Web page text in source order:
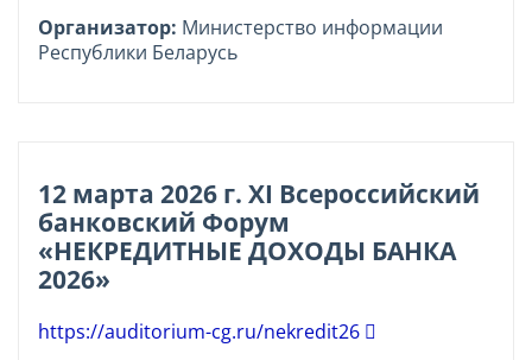
Организатор: Министерство информации
Республики Беларусь
12 марта 2026 г. XI Всероссийский
банковский Форум
«НЕКРЕДИТНЫЕ ДОХОДЫ БАНКА
2026»
https://auditorium-cg.ru/nekredit26